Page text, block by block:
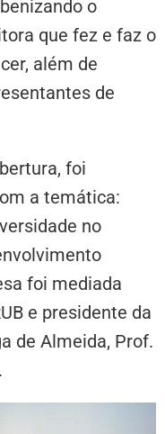
o
que fez e faz o
além de
de
foi
a temática:
no
foi mediada
e presidente da
de Almeida, Prof.